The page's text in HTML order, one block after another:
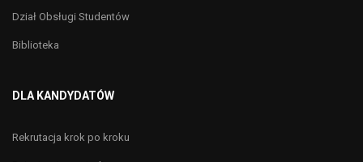
Dział Obsługi Studentów
Biblioteka
DLA KANDYDATÓW
Rekrutacja krok po kroku